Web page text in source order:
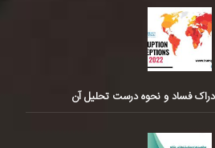
فساد و نحوه درست تحلیل آن